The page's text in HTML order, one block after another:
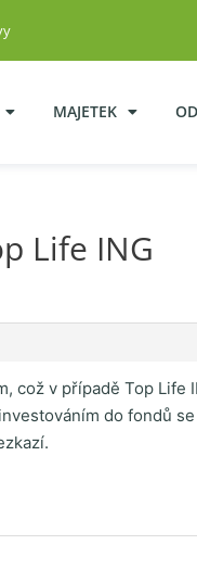
MAJETEK
Life ING
v případě Top Life
do fondů